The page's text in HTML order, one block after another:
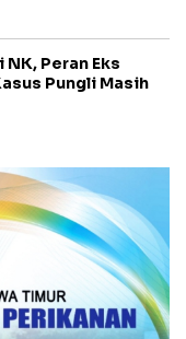
Peran Eks
Pungli Masih